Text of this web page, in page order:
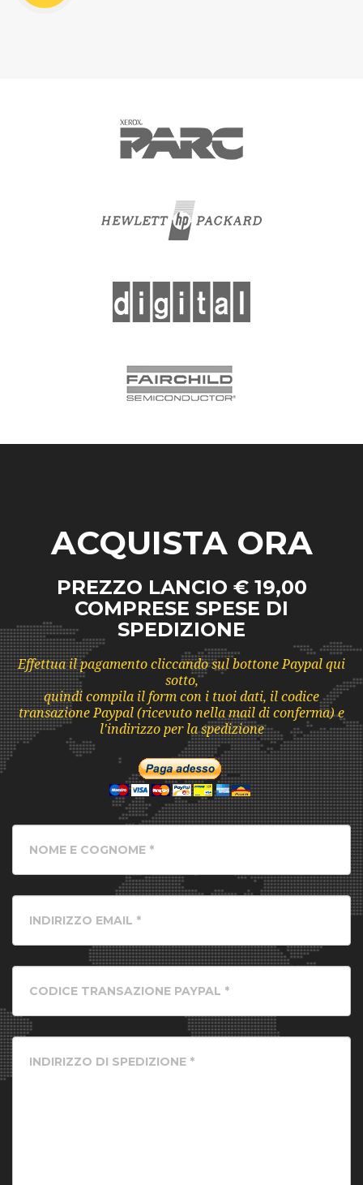
ACQUISTA ORA
PREZZO LANCIO € 19,00
COMPRESE SPESE DI
SPEDIZIONE
Effettua il pagamento cliccando sul bottone Paypal qui
sotto,
quindi compila il form con i tuoi dati, il codice
transazione Paypal (ricevuto nella mail di conferma) e
l'indirizzo per la spedizione